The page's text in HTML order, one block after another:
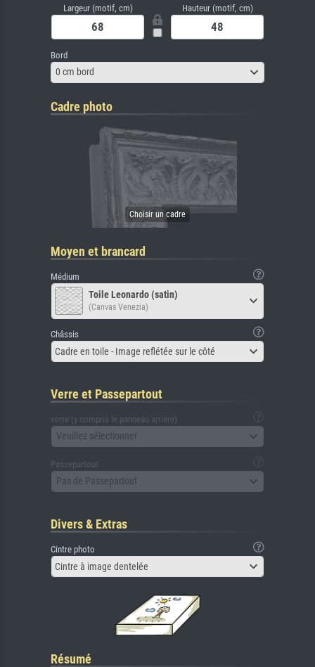
Largeur (motif, cm) Hauteur (motif, cm)
Bord
0 cm bord
Cadre photo
Moyen et brancard
Médium
Toile Leonardo (satin)
(Canvas Venezia)
Châssis
Cadre en toile - Image reflétée sur le côté
Verre et Passepartout
verre (y compris le panneau arrière)
Veuillez sélectionner
Passepartout
Pas de Passepartout
Divers & Extras
Cintre photo
Cintre à image dentelée
Résumé